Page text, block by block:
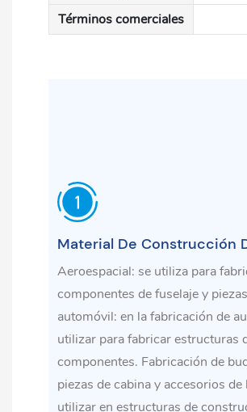
Términos comerciales
Material De Construcción
Aeroespacial: se utiliza para
componentes de fuselaje y
automóvil: en la fabricación de
utilizar para fabricar estructuras
componentes. Fabricación de
piezas de cabina y accesorios
utilizar en estructuras de